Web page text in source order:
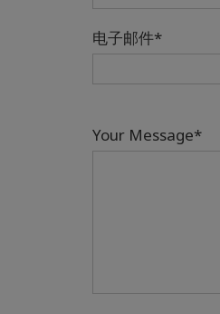
电子邮件*
Your Message*